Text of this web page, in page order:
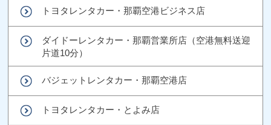
トヨタレンタカー・那覇空港ビジネス店
ダイドーレンタカー・那覇営業所店（空港無料送迎
片道10分）
バジェットレンタカー・那覇空港店
トヨタレンタカー・とよみ店